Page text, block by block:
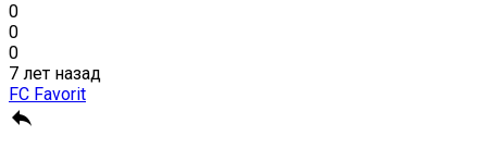
0
0
0
7 лет назад
FC Favorit
